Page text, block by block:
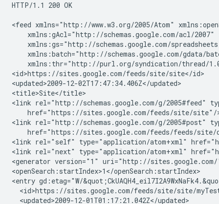
HTTP/1.1 200 OK
<feed xmlns="http://www.w3.org/2005/Atom"
xmlns:gAcl="http://schemas.google.com/acl/
xmlns:gs="http://schemas.google.com/
xmlns:batch="http://schemas.google.com/gdata/
xmlns:thr="http://purl.org/syndication/thread/
<id>https://sites.google.com/feeds/site/site</id>
<updated>2009-12-02T17:47:34.406Z</updated>
<title>Site</title>
<link rel="http://schemas.google.com/g/2005#feed"
href="https://sites.google.com/feeds/site/site"/
<link rel="http://schemas.google.com/g/2005#post"
    href="https://sites.google.com/feeds/feeds/site/
<link rel="self" type="application/atom+xml"
<link rel="next" type="application/atom+xml"
<generator version="1" uri="http://sites.google.com/
<openSearch:startIndex>1</openSearch:startIndex>
<entry gd:etag="W/
  <id>https://sites.google.com/feeds/site/
site/
  <updated>2009-12-01T01:17:21.042Z</updated>